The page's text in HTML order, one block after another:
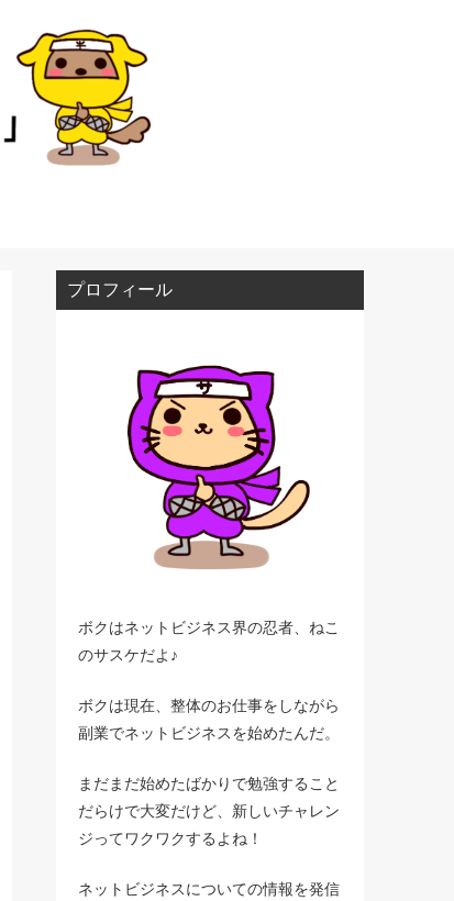
プロフィール
ボクはネットビジネス界の忍者、ねこ
のサスケだよ♪
ボクは現在、整体のお仕事をしながら
副業でネットビジネスを始めたんだ。
まだまだ始めたばかりで勉強すること
だらけで大変だけど、新しいチャレン
ジってワクワクするよね！
ネットビジネスについての情報を発信